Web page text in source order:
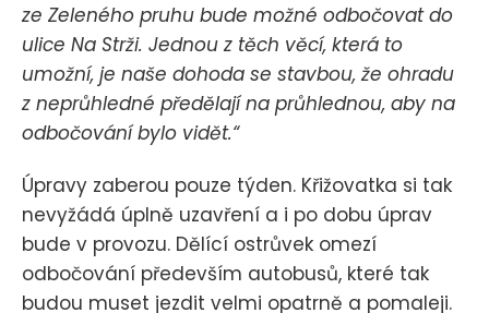
ze Zeleného pruhu bude možné odbočovat do
ulice Na Strži. Jednou z těch věcí, která to
umožní, je naše dohoda se stavbou, že ohradu
z neprůhledné předělají na průhlednou, aby na
odbočování bylo vidět.“
Úpravy zaberou pouze týden. Křižovatka si tak
nevyžádá úplně uzavření a i po dobu úprav
bude v provozu. Dělící ostrůvek omezí
odbočování především autobusů, které tak
budou muset jezdit velmi opatrně a pomaleji.